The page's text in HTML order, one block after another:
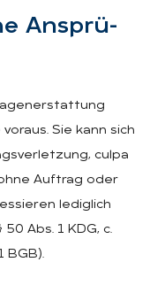
An­sprü­
Sie kann sich
culpa
Auftrag oder
lediglich
Abs. 1 KDG, c.
BGB).